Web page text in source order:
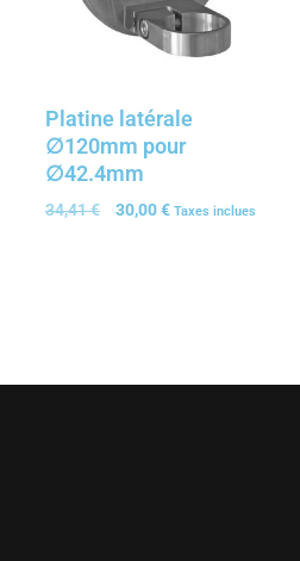
Platine latérale
∅120mm pour
∅42.4mm
34,41€ 30,00€ Taxes inclues